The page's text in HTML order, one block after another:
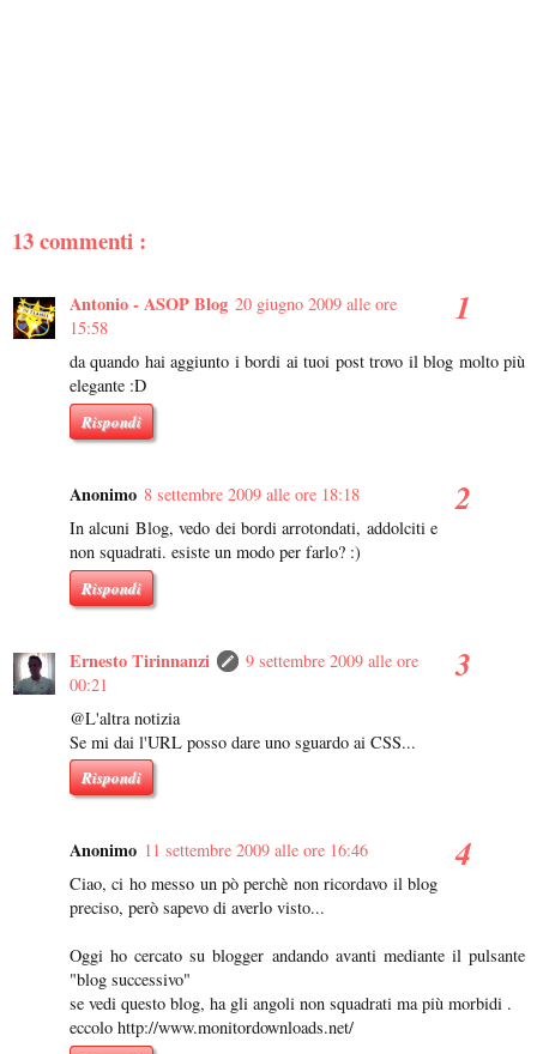
13 commenti :
Antonio - ASOP Blog 20 giugno 2009 alle ore
15:58
da quando hai aggiunto i bordi ai tuoi post trovo il blog molto più
elegante :D
Rispondi
Anonimo 8 settembre 2009 alle ore 18:18
In alcuni Blog, vedo dei bordi arrotondati, addolciti e
non squadrati. esiste un modo per farlo? :)
Rispondi
Ernesto Tirinnanzi
9 settembre 2009 alle ore
00:21
@L'altra notizia
Se mi dai l'URL posso dare uno sguardo ai CSS...
Rispondi
Anonimo 11 settembre 2009 alle ore 16:46
Ciao, ci ho messo un pò perchè non ricordavo il blog
preciso, però sapevo di averlo visto...
Oggi ho cercato su blogger andando avanti mediante il pulsante
"blog successivo"
se vedi questo blog, ha gli angoli non squadrati ma più morbidi .
eccolo http://www.monitordownloads.net/